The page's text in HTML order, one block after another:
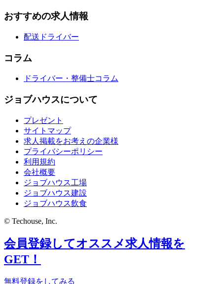
おすすめの求人情報
配送ドライバー
コラム
ドライバー・整備士コラム
ジョブハウスについて
プレゼント
サイトマップ
求人掲載をお考えの企業様
プライバシーポリシー
利用規約
会社概要
ジョブハウス工場
ジョブハウス建設
ジョブハウス飲食
© Techouse, Inc.
会員登録してオススメ求人情報を
GET！
無料登録をしてみる